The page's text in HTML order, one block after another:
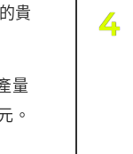
貴
量
。